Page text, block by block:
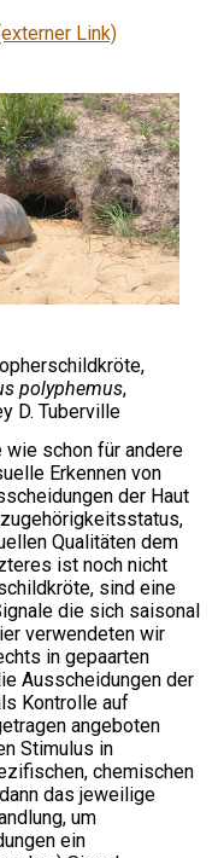
Link)
polyphemus,
D. Tuberville
schon für andere
Erkennen von
der Haut
Qualitäten dem
ist noch nicht
sind eine
die sich saisonal
verwendeten wir
in gepaarten
Ausscheidungen der
Kontrolle auf
angeboten
Stimulus in
chemischen
das jeweilige
um
ein